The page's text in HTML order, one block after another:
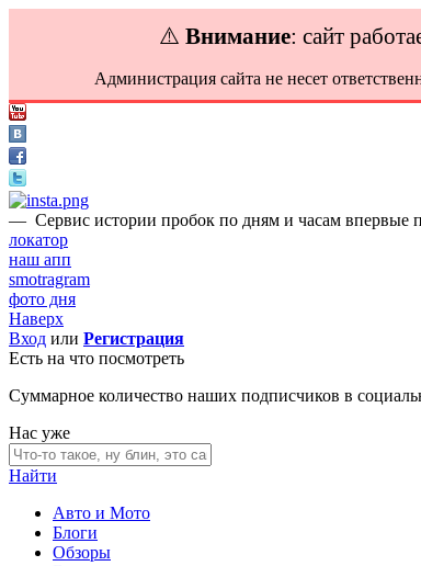
⚠️ Внимание: сайт
Администрация сайта не несет
— Сервис истории пробок по дням и часам впервые
локатор
наш апп
smotragram
фото дня
Наверх
Вход или Регистрация
Есть на что посмотреть
Суммарное количество наших подписчиков в
Нас уже
Найти
Авто и Мото
Блоги
Обзоры